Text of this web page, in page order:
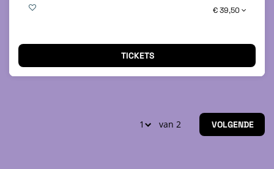
€ 39,50
TICKETS
van 2 VOLGENDE